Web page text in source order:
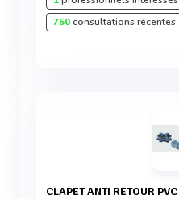
750consultations récentes
CLAPET ANTI RETOUR PVC